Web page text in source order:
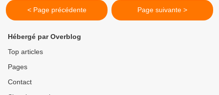
< Page précédente Page suivante >
Hébergé par Overblog
Top articles
Pages
Contact